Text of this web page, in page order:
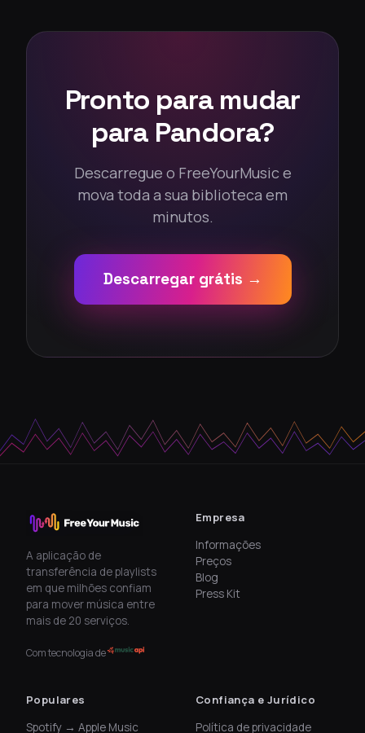
Pronto para mudar
para Pandora?
Descarregue o FreeYourMusic e
mova toda a sua biblioteca em
minutos.
Descarregar grátis →
A aplicação de
transferência de playlists
em que milhões confiam
para mover música entre
mais de 20 serviços.
Com tecnologia de
Empresa
Informações
Preços
Blog
Press Kit
Populares
Spotify → Apple Music
Confiança e Jurídico
Política de privacidade